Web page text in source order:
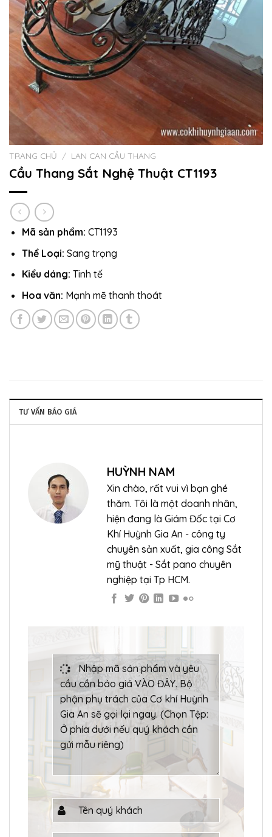
TRANG CHỦ / LAN CAN CẦU THANG
Cầu Thang Sắt Nghệ Thuật CT1193
Mã sản phẩm: CT1193
Thể Loại: Sang trọng
Kiểu dáng: Tinh tế
Hoa văn: Mạnh mẽ thanh thoát
TƯ VẤN BÁO GIÁ
HUỲNH NAM
Xin chào, rất vui vì bạn ghé
thăm. Tôi là một doanh nhân,
hiện đang là Giám Đốc tại Cơ
Khí Huỳnh Gia An - công ty
chuyên sản xuất, gia công Sắt
mỹ thuật - Sắt pano chuyên
nghiệp tại Tp HCM.